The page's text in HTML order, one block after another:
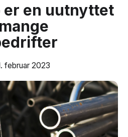
er en uutnyttet
februar 2023